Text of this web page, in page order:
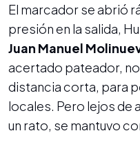
El marcador se abrió
presión en la salida,
Juan Manuel
acertado pateador,
distancia corta, para
locales. Pero lejos de
un rato, se mantuvo